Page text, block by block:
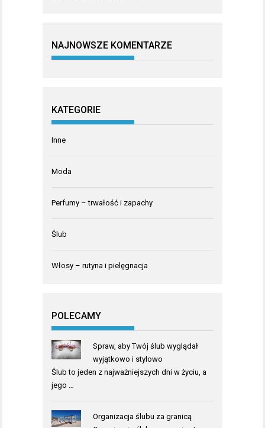
NAJNOWSZE KOMENTARZE
KATEGORIE
Inne
Moda
Perfumy – trwałość i zapachy
Ślub
Włosy – rutyna i pielęgnacja
POLECAMY
Spraw, aby Twój ślub wyglądał
wyjątkowo i stylowo
Ślub to jeden z najważniejszych dni w życiu, a
jego …
Organizacja ślubu za granicą